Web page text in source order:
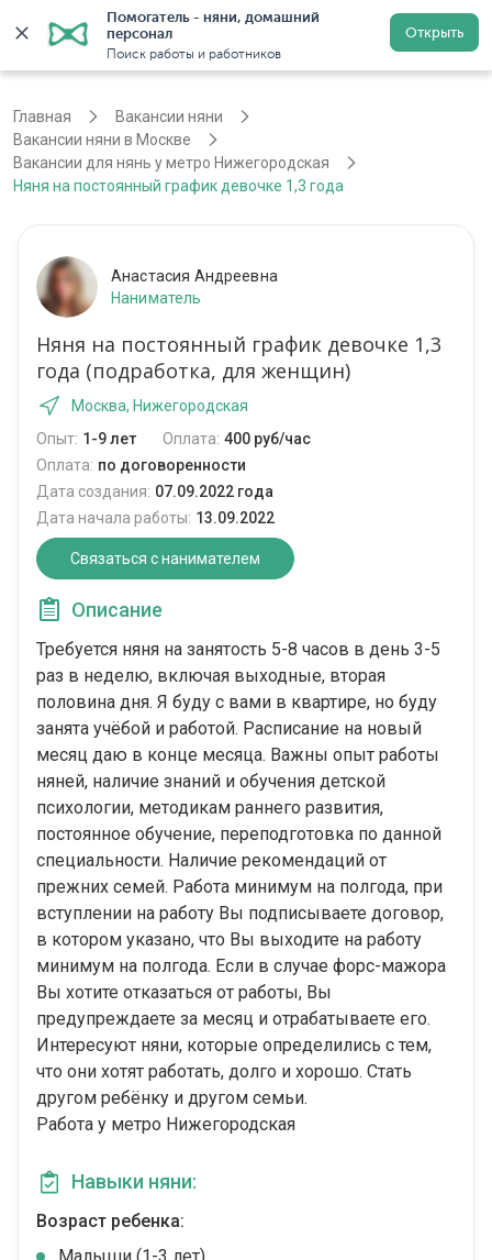
Помогатель - няни, домашний
персонал
Поиск работы и работников
Открыть
Регистрация
Главная
Вакансии няни
Вакансии няни в Москве
Вакансии для нянь у метро Нижегородская
Няня на постоянный график девочке 1,3 года
Анастасия Андреевна
Наниматель
Няня на постоянный график девочке 1,3
года (подработка, для женщин)
Москва, Нижегородская
Опыт: 1-9 лет Оплата: 400 руб/час
Оплата: по договоренности
Дата создания: 07.09.2022 года
Дата начала работы: 13.09.2022
Связаться с нанимателем
Описание
Требуется няня на занятость 5-8 часов в день 3-5
раз в неделю, включая выходные, вторая
половина дня. Я буду с вами в квартире, но буду
занята учёбой и работой. Расписание на новый
месяц даю в конце месяца. Важны опыт работы
няней, наличие знаний и обучения детской
психологии, методикам раннего развития,
постоянное обучение, переподготовка по данной
специальности. Наличие рекомендаций от
прежних семей. Работа минимум на полгода, при
вступлении на работу Вы подписываете договор,
в котором указано, что Вы выходите на работу
минимум на полгода. Если в случае форс-мажора
Вы хотите отказаться от работы, Вы
предупреждаете за месяц и отрабатываете его.
Интересуют няни, которые определились с тем,
что они хотят работать, долго и хорошо. Стать
другом ребёнку и другом семьи.
Работа у метро Нижегородская
Навыки няни:
Возраст ребенка: